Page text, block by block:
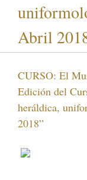
Abril
CURSO: El
Edición del
heráldica,
2018”